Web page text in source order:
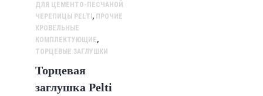
ДЛЯ ЦЕМЕНТО-ПЕСЧАНОЙ
ЧЕРЕПИЦЫ PELTI , ПРОЧИЕ
КРОВЕЛЬНЫЕ
КОМПЛЕКТУЮЩИЕ,
ТОРЦЕВЫЕ ЗАГЛУШКИ
Торцевая
заглушка Pelti